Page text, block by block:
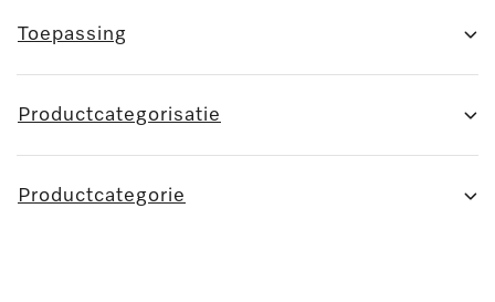
Toepassing
Productcategorisatie
Productcategorie